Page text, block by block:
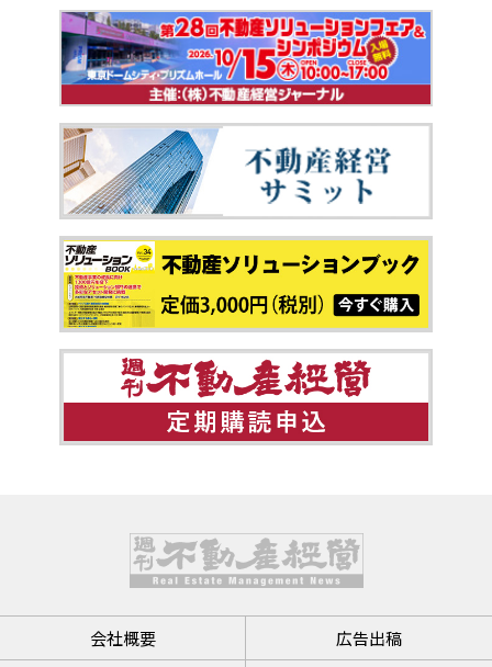
会社概要 広告出稿